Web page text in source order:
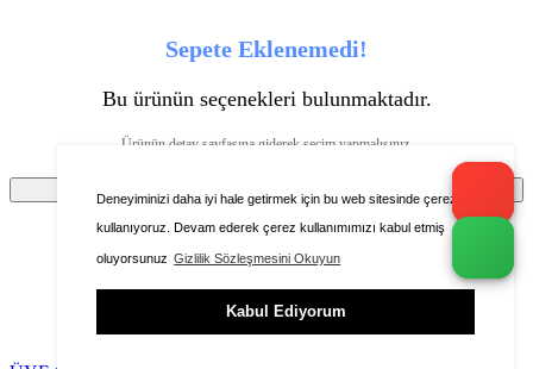
Deneyiminizi daha iyi hale getirmek için bu web sitesinde çerezleri
kullanıyoruz. Devam ederek çerez kullanımımızı kabul etmiş
oluyorsunuz Gizlilik Sözleşmesini Okuyun
Kabul Ediyorum
Sepete Eklenemedi!
Bu ürünün seçenekleri bulunmaktadır.
Ürünün detay sayfasına giderek seçim yapmalısınız.
Tamam
Ürünü favorilere ekleyebilmeniz için üye girişi
yapmanız gerekmektedir.